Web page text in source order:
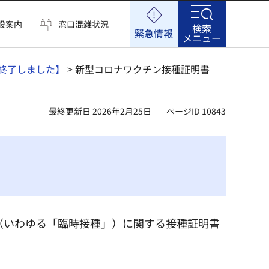
案内 窓口混雑状況
緊急情報 検索
メニュー
しました】 > 新型コロナワクチン接種証明書
最終更新日 2026年2月25日 ページID 10843
わゆる「臨時接種」）に関する接種証明書